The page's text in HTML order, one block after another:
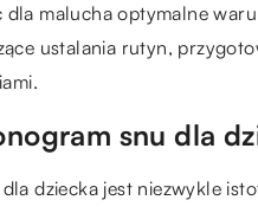
malucha optymalne
ustalania rutyn,
snu dla
dziecka jest niezwykle